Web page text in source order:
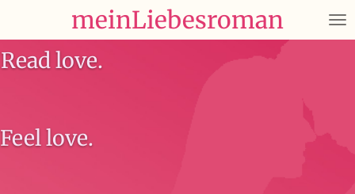
springen
meinLiebesroman
Read love.
Feel love.